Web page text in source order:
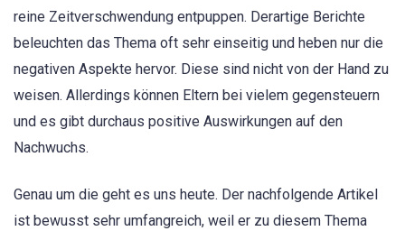
reine Zeitverschwendung entpuppen. Derartige Berichte
beleuchten das Thema oft sehr einseitig und heben nur die
negativen Aspekte hervor. Diese sind nicht von der Hand zu
weisen. Allerdings können Eltern bei vielem gegensteuern
und es gibt durchaus positive Auswirkungen auf den
Nachwuchs.
Genau um die geht es uns heute. Der nachfolgende Artikel
ist bewusst sehr umfangreich, weil er zu diesem Thema